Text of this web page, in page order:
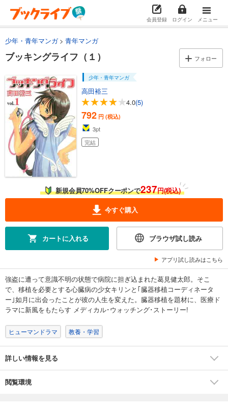
会員登録 ログイン メニュー
少年・青年マンガ 青年マンガ
ブッキングライフ（１） フォロー
少年・青年マンガ
高田裕三
4.0(5)
792 円 (税込)
3pt
完結
新規会員70%OFFクーポンで237円(税込)
今すぐ購入
カートに入れる ブラウザ試し読み
アプリ試し読みはこちら
強盗に遭って意識不明の状態で病院に担ぎ込まれた葛見健太郎。そこ
で、移植を必要とする心臓病の少女キリンと｢臓器移植コーディネータ
ー｣如月に出会ったことが彼の人生を変えた。臓器移植を題材に、医療ド
ラマに新風をもたらす メディカル･ウォッチング･ストーリー!
ヒューマンドラマ 教養・学習
詳しい情報を見る
閲覧環境